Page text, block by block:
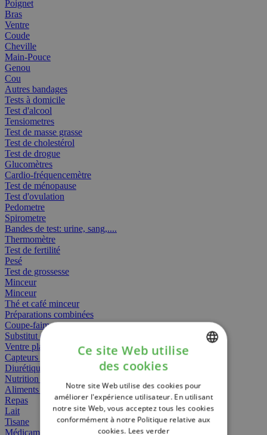
Poignet
Bras
Ventre
Coude
Cheville
Main-Pouce
Genou
Cou
Autres bandages
Tests à domicile
Test d'alcool
Tensiometres
Test de masse grasse
Test de cholestérol
Test de drogue
Glucomètres
Cardio-fréquencemètre
Test de ménopause
Test d'ovulation
Pedometre
Spirometre
Bandes de test: urine, sang,....
Thermomètre
Test de fertilité
Pesé
Test de grossesse
Minceur
Minceur
Thé et café minceur
Préparations combinées
Coupe-faim
Substitut de repas
Ventre plat
Capteurs gras
Diurétiques
Nutrition spécifique
Aliments Bébé
Repas
Lait
Tisane
Médicament
FRENCH
ENGLISH
Ce site Web utilise
des cookies
Notre site Web utilise des cookies pour
améliorer l'expérience utilisateur. En utilisant
notre site Web, vous acceptez tous les cookies
conformément à notre Politique relative aux
cookies. Lees verder